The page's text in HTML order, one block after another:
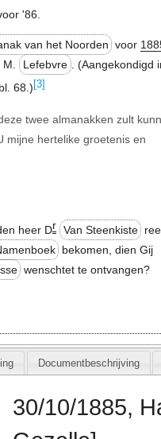
'86.
van het Noorden voor
M. Lefebvre
. (Aangekondigd
68.) [3]
twee almanakken zult
mijne hertelike groetenis en
heer Dr Van Steenkiste
bekomen, dien Gij
wenschtet te ontvangen?
Documentbeschrijving
30/10/1885,